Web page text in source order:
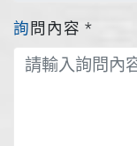
詢問內容 *